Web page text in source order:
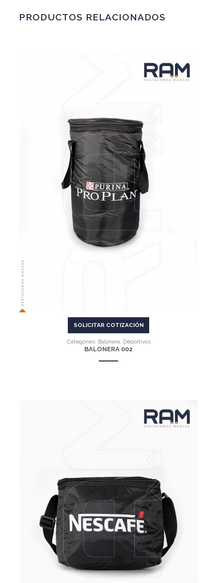
PRODUCTOS RELACIONADOS
VER MÁS
SOLICITAR COTIZACIÓN
Categories: Balonera, Deportivos
BALONERA 002
VER MÁS